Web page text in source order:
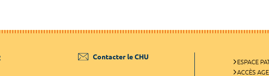
Contacter le CHU
ESPACE
ACCÈS